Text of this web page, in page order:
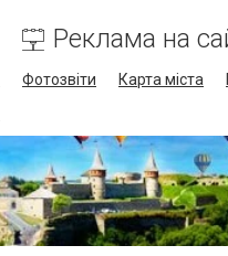
Реклама на
Фотозвіти Карта міста